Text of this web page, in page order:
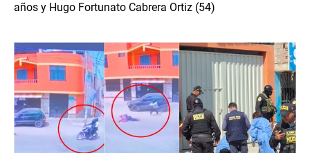
años y Hugo Fortunato Cabrera Ortiz (54)